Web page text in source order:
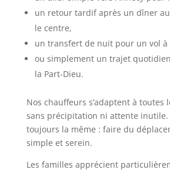
un retour tardif après un dîner
le centre,
un transfert de nuit pour un vol à
ou simplement un trajet
la Part-Dieu.
Nos chauffeurs s’adaptent à toutes
sans précipitation ni attente inutile.
toujours la même : faire du
simple et serein.
Les familles apprécient